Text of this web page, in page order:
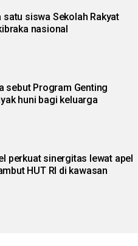
satu siswa Sekolah Rakyat
nasional
sebut Program Genting
huni bagi keluarga
perkuat sinergitas lewat apel
HUT RI di kawasan